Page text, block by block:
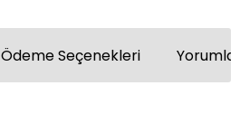
Ödeme Seçenekleri